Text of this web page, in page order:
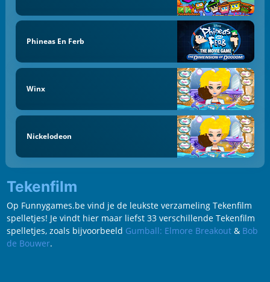
Phineas En Ferb
Winx
Nickelodeon
Tekenfilm
Op Funnygames.be vind je de leukste verzameling Tekenfilm
spelletjes! Je vindt hier maar liefst 33 verschillende Tekenfilm
spelletjes, zoals bijvoorbeeld Gumball: Elmore Breakout& Bob
de Bouwer.